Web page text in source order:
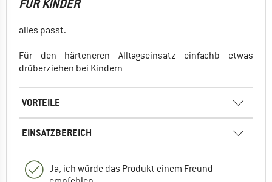
FÜR KINDER
alles passt.
Für den härteneren Alltagseinsatz einfachb etwas
drüberziehen bei Kindern
VORTEILE
EINSATZBEREICH
Ja, ich würde das Produkt einem Freund